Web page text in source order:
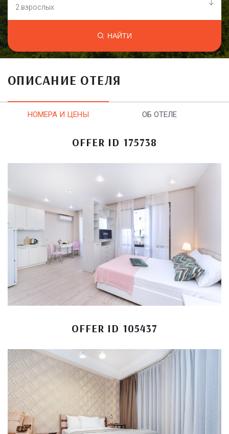
2 взрослых
НАЙТИ
ОПИСАНИЕ ОТЕЛЯ
НОМЕРА И ЦЕНЫ ОБ ОТЕЛЕ
OFFER ID 175738
OFFER ID 105437